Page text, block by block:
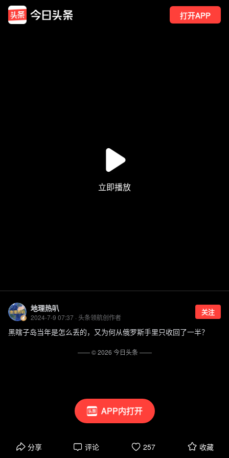
打开APP
APP内打开
地理热叭
2024-7-9 07:37 · 头条领航创作者
关注
黑瞎子岛当年是怎么丢的，又为何从俄罗斯手里只收回了一半？
分享 评论 257 收藏
—— ©2026 今日头条——